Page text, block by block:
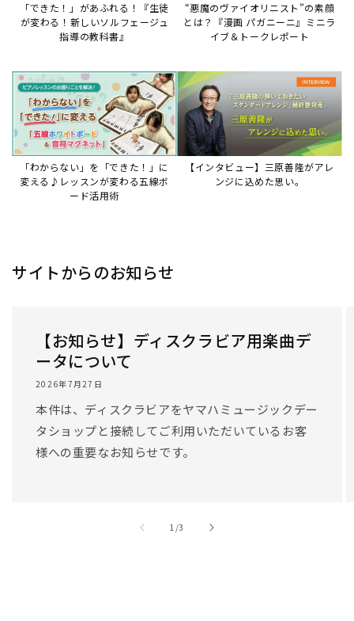
「できた！」があふれる！『生徒
が変わる！新しいソルフェージュ
指導の教科書』
“悪魔のヴァイオリニスト”の素顔
とは？『漫画 パガニーニ』ミニラ
イブ＆トークレポート
「わからない」を「できた！」に
変える♪レッスンが変わる五線ボ
ード活用術
【インタビュー】三原善隆がアレ
ンジに込めた思い。
サイトからのお知らせ
【お知らせ】ディスクラビア用楽曲デ
ータについて
2026年7月27日
本件は、ディスクラビアをヤマハミュージックデー
タショップと接続してご利用いただいているお客
様への重要なお知らせです。
1 //3